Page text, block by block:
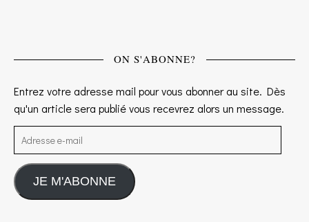
ON S'ABONNE?
Entrez votre adresse mail pour vous abonner au site. Dès
qu'un article sera publié vous recevrez alors un message.
Adresse e-mail
JE M'ABONNE